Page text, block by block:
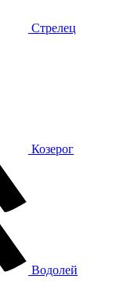
Стрелец
Козерог
Водолей